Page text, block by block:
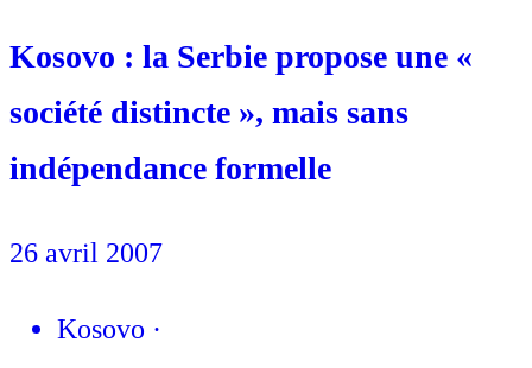
Kosovo : la Serbie propose une «
société distincte », mais sans
indépendance formelle
26 avril 2007
Kosovo ·